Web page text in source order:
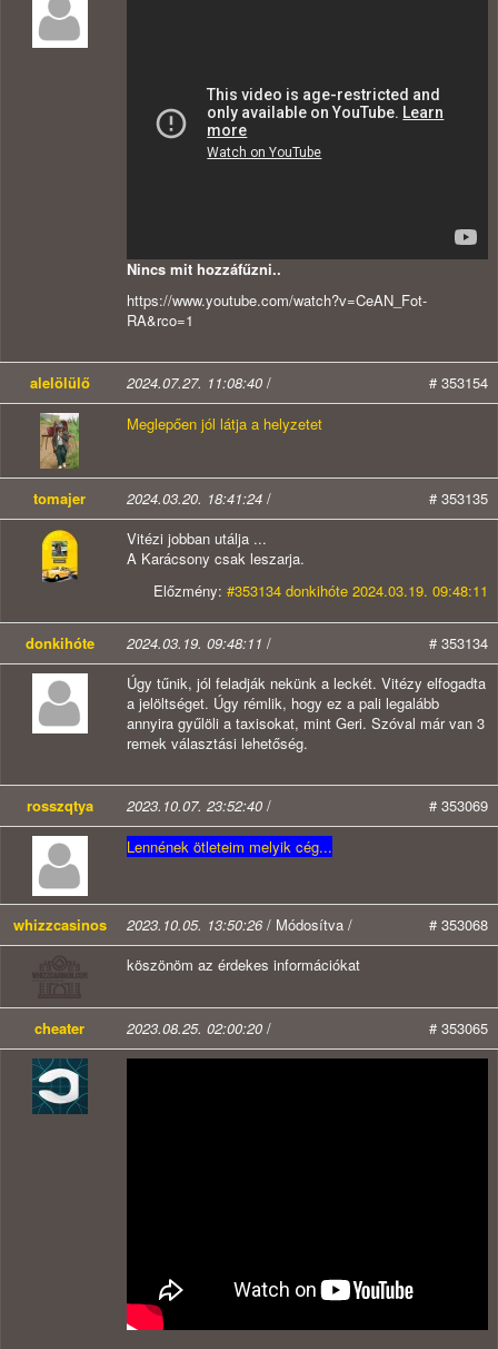
Nincs mit hozzáfűzni..
https://www.youtube.com/watch?v=CeAN_Fot-
RA&rco=1
alelölülő 2024.07.27. 11:08:40 /
# 353154
Meglepően jól látja a helyzetet
tomajer 2024.03.20. 18:41:24 /
# 353135
Vitézi jobban utálja ...
A Karácsony csak leszarja.
Előzmény: #353134 donkihóte 2024.03.19. 09:48:11
donkihóte 2024.03.19. 09:48:11 /
# 353134
Úgy tűnik, jól feladják nekünk a leckét. Vitézy elfogadta
a jelöltséget. Úgy rémlik, hogy ez a pali legalább
annyira gyűlöli a taxisokat, mint Geri. Szóval már van 3
remek választási lehetőség.
rosszqtya 2023.10.07. 23:52:40 /
# 353069
Lennének ötleteim melyik cég...
whizzcasinos 2023.10.05. 13:50:26/ Módosítva /
# 353068
köszönöm az érdekes információkat
cheater 2023.08.25. 02:00:20 / # 353065